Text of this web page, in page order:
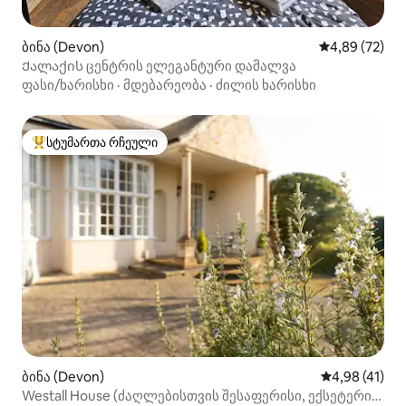
ბინა (Devon) საშუალო
4,89 (72)
Ქალაქის ცენტრის ელეგანტური დამალვა
ფასი/ხარისხი · მდებარეობა · ძილის ხარისხი
სტუმართა რჩეული მოწინავე ვარიანტი
სტუმართა რჩეული
ბინა (Devon) საშუალო
4,98 (41)
Westall House (ძაღლებისთვის შესაფერისი, ექსეტერის